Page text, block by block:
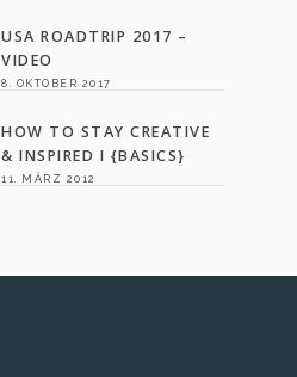
USA ROADTRIP 2017 –
VIDEO
8. OKTOBER 2017
HOW TO STAY CREATIVE
& INSPIRED I {BASICS}
11. MÄRZ 2012